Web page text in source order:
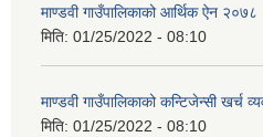
माण्डवी गाउँपालिकाको आर्थिक ऐन २०७८
मिति: 01/25/2022 - 08:10
माण्डवी गाउँपालिकाको कन्टिजेन्सी खर्च
मिति: 01/25/2022 - 08:10